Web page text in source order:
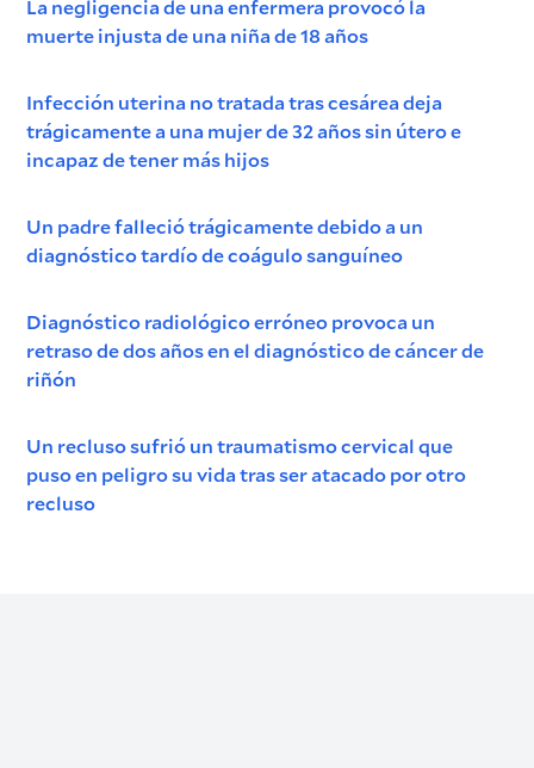
La negligencia de una enfermera provocó la
muerte injusta de una niña de 18 años
Infección uterina no tratada tras cesárea deja
trágicamente a una mujer de 32 años sin útero e
incapaz de tener más hijos
Un padre falleció trágicamente debido a un
diagnóstico tardío de coágulo sanguíneo
Diagnóstico radiológico erróneo provoca un
retraso de dos años en el diagnóstico de cáncer de
riñón
Un recluso sufrió un traumatismo cervical que
puso en peligro su vida tras ser atacado por otro
recluso